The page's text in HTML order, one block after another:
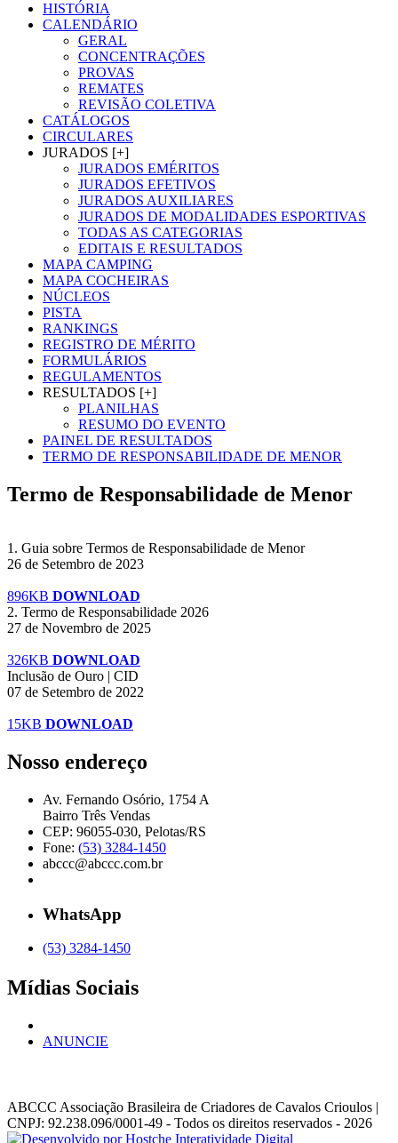
HISTÓRIA
CALENDÁRIO
GERAL
CONCENTRAÇÕES
PROVAS
REMATES
REVISÃO COLETIVA
CATÁLOGOS
CIRCULARES
JURADOS [+]
JURADOS EMÉRITOS
JURADOS EFETIVOS
JURADOS AUXILIARES
JURADOS DE MODALIDADES ESPORTIVAS
TODAS AS CATEGORIAS
EDITAIS E RESULTADOS
MAPA CAMPING
MAPA COCHEIRAS
NÚCLEOS
PISTA
RANKINGS
REGISTRO DE MÉRITO
FORMULÁRIOS
REGULAMENTOS
RESULTADOS [+]
PLANILHAS
RESUMO DO EVENTO
PAINEL DE RESULTADOS
TERMO DE RESPONSABILIDADE DE MENOR
Termo de Responsabilidade de Menor
1. Guia sobre Termos de Responsabilidade de Menor
26 de Setembro de 2023
896KB DOWNLOAD
2. Termo de Responsabilidade 2026
27 de Novembro de 2025
326KB DOWNLOAD
Inclusão de Ouro | CID
07 de Setembro de 2022
15KB DOWNLOAD
Nosso endereço
Av. Fernando Osório, 1754 A
Bairro Três Vendas
CEP: 96055-030, Pelotas/RS
Fone: (53) 3284-1450
abccc@abccc.com.br
WhatsApp
(53) 3284-1450
Mídias Sociais
ANUNCIE
ABCCC Associação Brasileira de Criadores de Cavalos Crioulos |
CNPJ: 92.238.096/0001-49 - Todos os direitos reservados - 2026